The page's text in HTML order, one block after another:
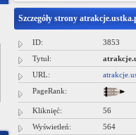
Ministerstwo Gadżetów
Szczegóły strony
ID:
3853
Tytuł:
URL:
PageRank:
Kliknięć:
56
Wyświetleń:
564